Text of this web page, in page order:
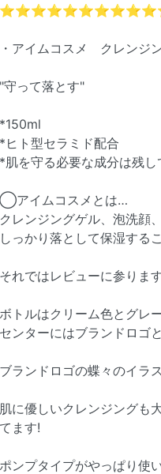
・アイムコスメ クレンジ
"守って落とす"
*150ml
*ヒト型セラミド配合
*肌を守る必要な成分は残
◯アイムコスメとは…
クレンジングゲル、泡洗顔
しっかり落として保湿する
それではレビューに参ります
ボトルはクリーム色とグレ
センターにはブランドロゴ
ブランドロゴの蝶々のイラ
肌に優しいクレンジングも
てます!
ポンプタイプがやっぱり使